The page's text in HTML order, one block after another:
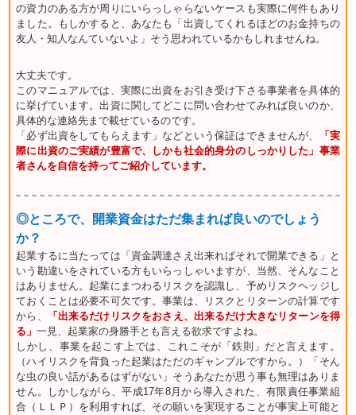
の資力のある方が周りにいらっしゃらないケースも実際に何件もあり
ました。もしかすると、あなたも「出資してくれるほどのお金持ちの
友人・知人なんていないよ」そう思われているかもしれませんね。
大丈夫です。
このマニュアルでは、実際に出資をお引き受け下さる事業者を具体的
に挙げています。出資に関してどこに問い合わせてみれば良いのか、
具体的な連絡先まで載せているのです。
「必ず出資をしてもらえます」などという保証はできませんが、
「実
際に出資のご実績が豊富で、しかも社会的身分のしっかりした」事業
者さんを自信を持ってご紹介しています。
◎ところで、開業資金はただ集まれば良いのでしょう
か？
起業するに当たっては「資金調達さえ出来ればそれで開業できる」と
いう勘違いをされている方もいらっしゃいますが、当然、そんなこと
はありません。起業にまつわるリスクを認識し、予めリスクヘッジし
ておくことは必要不可欠です。事業は、リスクとリターンの計算です
から、
「出来るだけリスクをおさえ、出来るだけ大きなリターンを得
る」一見、起業家の身勝手とも言える欲求ですよね。
しかし、事業を起こす上では、これこそが「鉄則」だと言えます。
（ハイリスクを背負った起業はただのギャンブルですから。）「そん
な虫の良い話があるはずがない」そうあなたが思う事も無理はありま
せん。しかしながら、平成17年8月から導入された、有限責任事業組
合（ＬＬＰ）を利用すれば、その願いを実現することが事実上可能と